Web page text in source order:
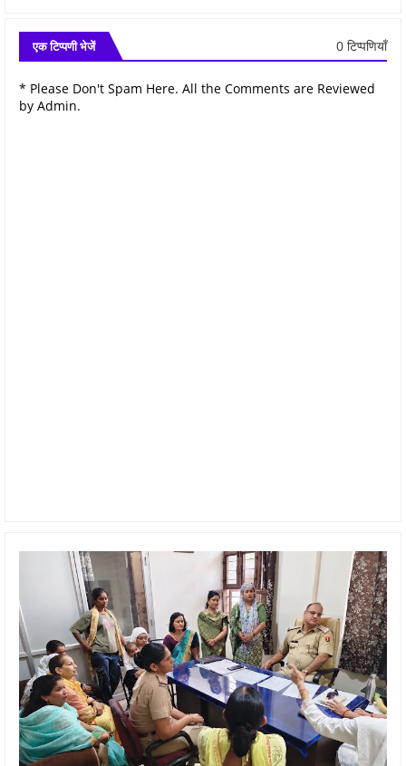
एक टिप्पणी भेजें 0 टिप्पणियाँ
* Please Don't Spam Here. All the Comments are Reviewed
by Admin.